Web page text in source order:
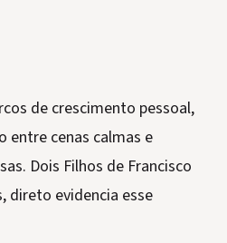
de crescimento pessoal,
entre cenas calmas e
Dois Filhos de Francisco
direto evidencia esse